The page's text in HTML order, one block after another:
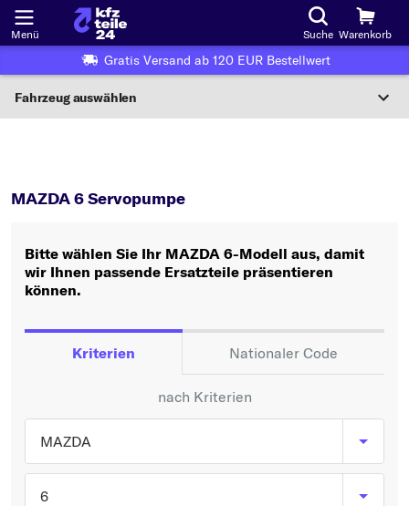
Menü Suche Warenkorb
Gratis Versand ab 120 EUR Bestellwert
Fahrzeug auswählen
Wo finde ich die?
Oder
Oder Fahrzeugauswahl nach Kriterien:
Hersteller wählen
Typ wählen
MAZDA 6 Servopumpe
Bitte wählen Sie Ihr MAZDA 6-Modell aus, damit
wir Ihnen passende Ersatzteile präsentieren
können.
Kriterien Nationaler Code
nach Kriterien
MAZDA
6